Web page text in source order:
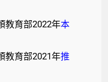
教育部2022年本
教育部2021年推